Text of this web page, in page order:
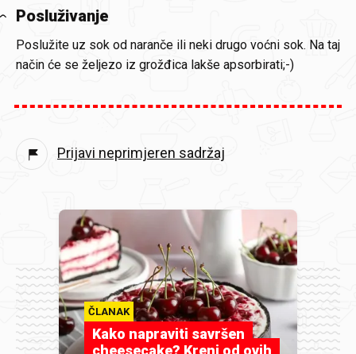
Posluživanje
Poslužite uz sok od naranče ili neki drugo voćni sok. Na taj
način će se željezo iz grožđica lakše apsorbirati;-)
Prijavi neprimjeren sadržaj
ČLANAK
Kako napraviti savršen
cheesecake? Kreni od ovih